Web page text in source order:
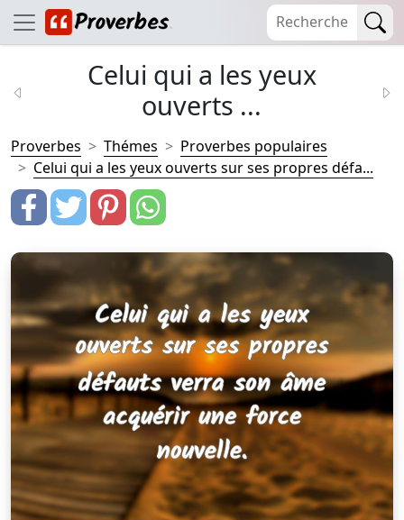
Celui qui a les yeux
ouverts ...
Proverbes Thémes
Proverbes populaires
Celui qui a les yeux ouverts sur ses propres défa...